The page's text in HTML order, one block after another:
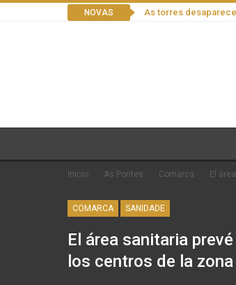
NOVAS As torres
Inicio As Pontes Comarca El
COMARCA SANIDADE
El área sanitaria
los centros de la zona